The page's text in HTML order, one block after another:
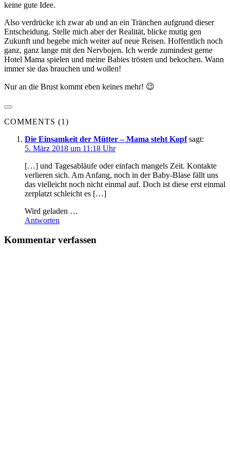
keine gute Idee.
Also verdrücke ich zwar ab und an ein Tränchen aufgrund dieser
Entscheidung. Stelle mich aber der Realität, blicke mutig gen
Zukunft und begebe mich weiter auf neue Reisen. Hoffentlich noch
ganz, ganz lange mit den Nervbojen. Ich werde zumindest gerne
Hotel Mama spielen und meine Babies trösten und bekochen. Wann
immer sie das brauchen und wollen!
Nur an die Brust kommt eben keines mehr! 😉
COMMENTS (1)
Die Einsamkeit der Mütter – Mama steht Kopf sagt:
5. März 2018 um 11:18 Uhr
[…] und Tagesabläufe oder einfach mangels Zeit. Kontakte
verlieren sich. Am Anfang, noch in der Baby-Blase fällt uns
das vielleicht noch nicht einmal auf. Doch ist diese erst einmal
zerplatzt schleicht es […]
Wird geladen …
Antworten
Kommentar verfassen